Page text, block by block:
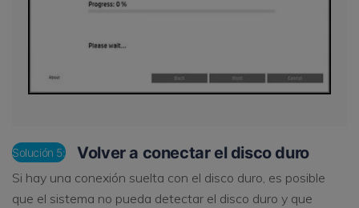
Solución 5: Volver a conectar el disco duro
Si hay una conexión suelta con el disco duro, es posible
que el sistema no pueda detectar el disco duro y que